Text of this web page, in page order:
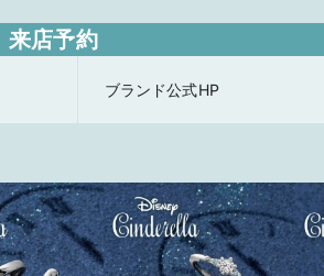
来店予約
ブランド公式HP